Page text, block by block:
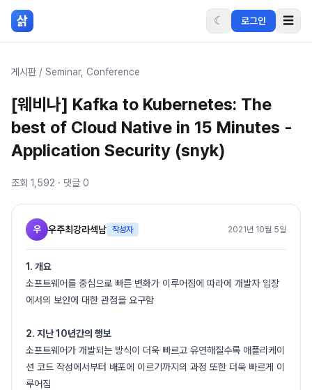
본문 바로가기
삵 ☾ 로그인 ☰
게시판 / Seminar, Conference
[웨비나] Kafka to Kubernetes: The
best of Cloud Native in 15 Minutes -
Application Security (snyk)
조회 1,592 · 댓글 0
우 우주최강라섹남 작성자 2021년 10월 5일
1. 개요
소프트웨어를 중심으로 빠른 변화가 이루어짐에 따라에 개발자 입장
에서의 보안에 대한 관점을 요구함
2. 지난 10년간의 행보
소프트웨어가 개발되는 방식이 더욱 빠르고 유연해질수록 애플리케이
션 코드 작성에서부터 배포에 이르기까지의 과정 또한 더욱 빠르게 이
루어짐